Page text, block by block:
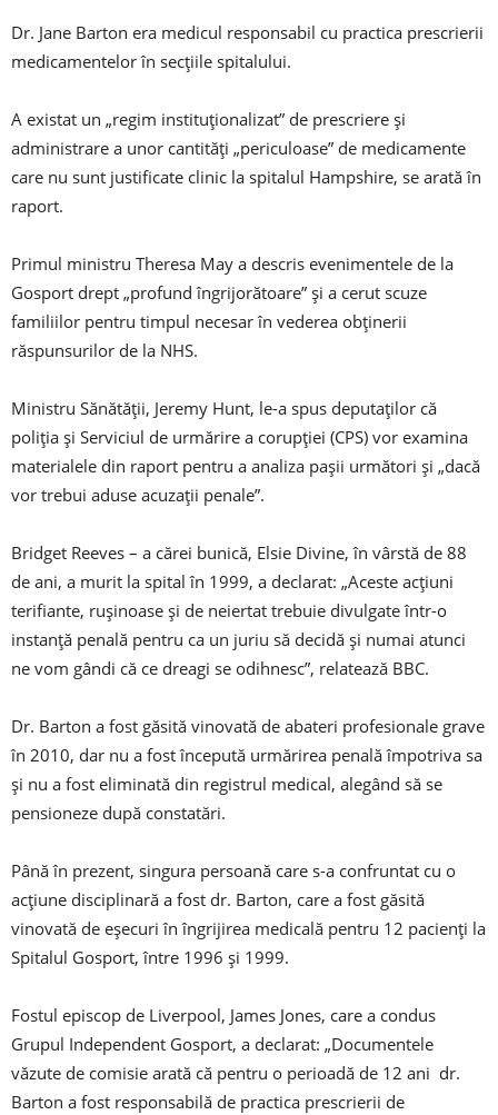
Dr. Jane Barton era medicul responsabil cu practica prescrierii
medicamentelor în secțiile spitalului.
A existat un „regim instituționalizat” de prescriere și
administrare a unor cantități „periculoase” de medicamente
care nu sunt justificate clinic la spitalul Hampshire, se arată în
raport.
Primul ministru Theresa May a descris evenimentele de la
Gosport drept „profund îngrijorătoare” și a cerut scuze
familiilor pentru timpul necesar în vederea obținerii
răspunsurilor de la NHS.
Ministru Sănătății, Jeremy Hunt, le-a spus deputaților că
poliția și Serviciul de urmărire a corupției (CPS) vor examina
materialele din raport pentru a analiza pașii următori și „dacă
vor trebui aduse acuzații penale”.
Bridget Reeves – a cărei bunică, Elsie Divine, în vârstă de 88
de ani, a murit la spital în 1999, a declarat: „Aceste acțiuni
terifiante, rușinoase și de neiertat trebuie divulgate într-o
instanță penală pentru ca un juriu să decidă și numai atunci
ne vom gândi că ce dreagi se odihnesc”, relatează BBC.
Dr. Barton a fost găsită vinovată de abateri profesionale grave
în 2010, dar nu a fost începută urmărirea penală împotriva sa
și nu a fost eliminată din registrul medical, alegând să se
pensioneze după constatări.
Până în prezent, singura persoană care s-a confruntat cu o
acțiune disciplinară a fost dr. Barton, care a fost găsită
vinovată de eșecuri în îngrijirea medicală pentru 12 pacienți la
Spitalul Gosport, între 1996 și 1999.
Fostul episcop de Liverpool, James Jones, care a condus
Grupul Independent Gosport, a declarat: „Documentele
văzute de comisie arată că pentru o perioadă de 12 ani dr.
Barton a fost responsabilă de practica prescrierii de